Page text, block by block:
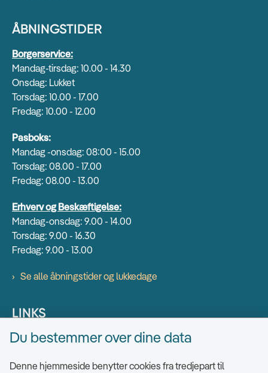
ÅBNINGSTIDER
Borgerservice:
Mandag-tirsdag: 10.00 - 14.30
Onsdag: Lukket
Torsdag: 10.00 - 17.00
Fredag: 10.00 - 12.00
Pasboks:
Mandag -onsdag: 08:00 - 15.00
Torsdag: 08.00 - 17.00
Fredag: 08.00 - 13.00
Erhverv og Beskæftigelse:
Mandag-onsdag: 9.00 - 14.00
Torsdag: 9.00 - 16.30
Fredag: 9.00 - 13.00
Se alle åbningstider og lukkedage
LINKS
Find EAN numre
Send sikkert
Du bestemmer over dine data
Denne hjemmeside benytter cookies fra tredjepart til